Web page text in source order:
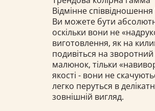
Відмінне співвідношення
Ви можете бути
оскільки вони не
виготовлення, як на
подивіться на
малюнок, тільки
якості - вони не
легко перуться в
зовнішній вигляд.